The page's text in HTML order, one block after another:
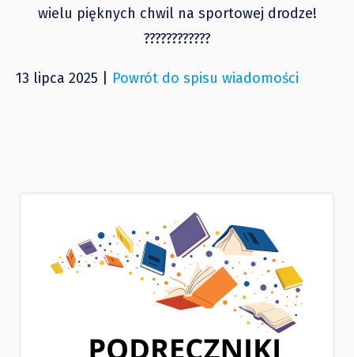
wielu pięknych chwil na sportowej drodze!
????????????
13 lipca 2025 | Powrót do spisu wiadomości